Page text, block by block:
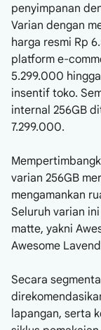
penyimpanan
Varian dengan
harga resmi Rp
platform e-
5.299.000
insentif toko.
internal 256GB
7.299.000.
varian 256GB
mengamankan
Seluruh varian
matte, yakni
Awesome
Secara
lapangan, serta